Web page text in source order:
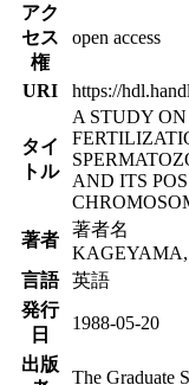
アク
セス
権
open access
URI https://
タイ
トル
A STUDY
AND ITS
著者
著者名
KAGEYAMA,
言語
英語
発行
日
1988-05-20
出版
The Graduate